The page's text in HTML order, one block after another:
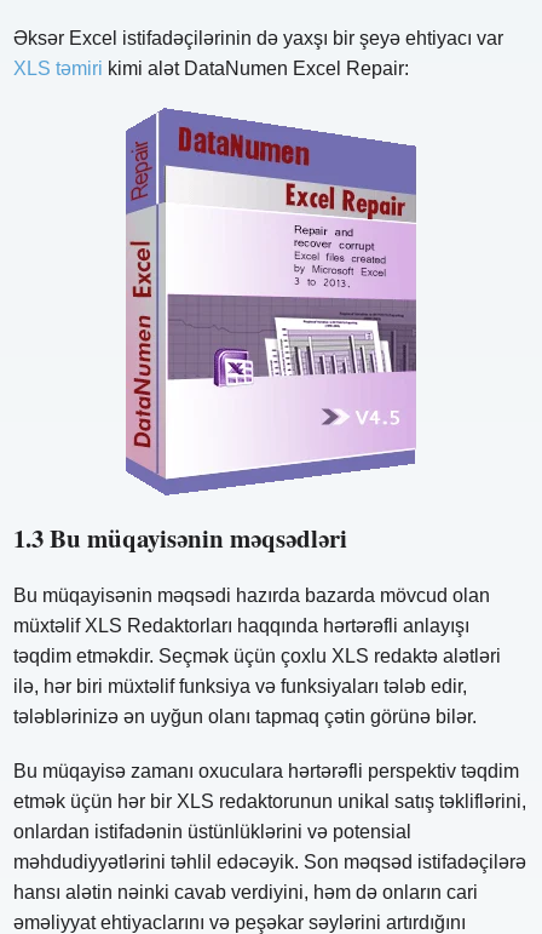
Əksər Excel istifadəçilərinin də yaxşı bir şeyə ehtiyacı var
XLS təmiri kimi alət DataNumen Excel Repair:
1.3 Bu müqayisənin məqsədləri
Bu müqayisənin məqsədi hazırda bazarda mövcud olan
müxtəlif XLS Redaktorları haqqında hərtərəfli anlayışı
təqdim etməkdir. Seçmək üçün çoxlu XLS redaktə alətləri
ilə, hər biri müxtəlif funksiya və funksiyaları tələb edir,
tələblərinizə ən uyğun olanı tapmaq çətin görünə bilər.
Bu müqayisə zamanı oxuculara hərtərəfli perspektiv təqdim
etmək üçün hər bir XLS redaktorunun unikal satış təkliflərini,
onlardan istifadənin üstünlüklərini və potensial
məhdudiyyətlərini təhlil edəcəyik. Son məqsəd istifadəçilərə
hansı alətin nəinki cavab verdiyini, həm də onların cari
əməliyyat ehtiyaclarını və peşəkar səylərini artırdığını